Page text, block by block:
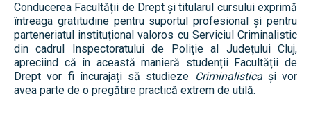
Conducerea Facultății de Drept și titularul cursului exprimă
întreaga gratitudine pentru suportul profesional și pentru
parteneriatul instituțional valoros cu Serviciul Criminalistic
din cadrul Inspectoratului de Poliție al Județului Cluj,
apreciind că în această manieră studenții Facultății de
Drept vor fi încurajați să studieze Criminalisticași vor
avea parte de o pregătire practică extrem de utilă.